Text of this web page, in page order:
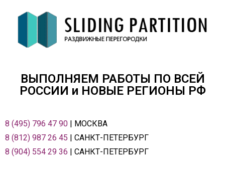
ВЫПОЛНЯЕМ РАБОТЫ ПО ВСЕЙ
РОСCИИ и НОВЫЕ РЕГИОНЫ РФ
8 (495) 796 47 90 | МОСКВА
8 (812) 987 26 45 | САНКТ-ПЕТЕРБУРГ
8 (904) 554 29 36 | САНКТ-ПЕТЕРБУРГ